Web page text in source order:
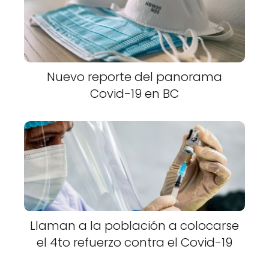
Nuevo reporte del panorama
Covid-19 en BC
Llaman a la población a colocarse
el 4to refuerzo contra el Covid-19